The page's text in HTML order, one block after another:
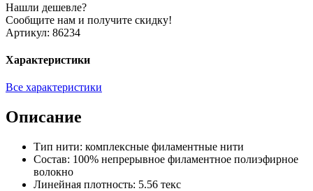
Нашли дешевле?
Сообщите нам и получите скидку!
Артикул: 86234
Характеристики
Все характеристики
Описание
Тип нити: комплексные филаментные нити
Состав: 100% непрерывное филаментное полиэфирное
волокно
Линейная плотность: 5.56 текс